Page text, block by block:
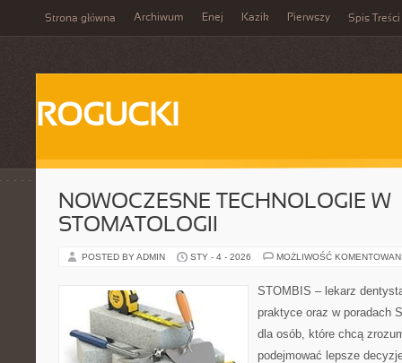
Strona główna Archiwum Enej Kazik Pierwszy Spis Treści
ROGUCKI
NOWOCZESNE TECHNOLOGIE W
STOMATOLOGII
POSTED BY ADMIN STY - 4 - 2026 MOŻLIWOŚĆ
STOMBIS – lekarz
praktyce oraz w poradach
dla osób, które chcą
podejmować lepsze